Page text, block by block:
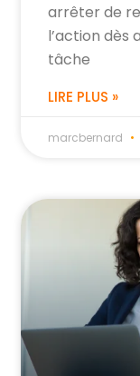
arrêter de
l’action dès
tâche
LIRE PLUS »
marcbernard